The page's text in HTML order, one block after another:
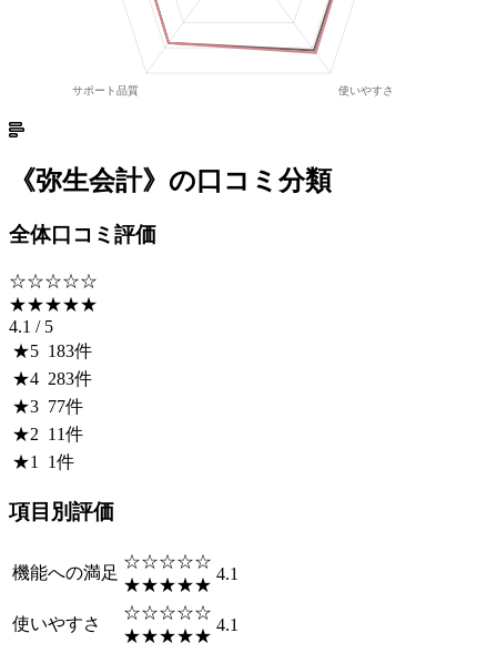
《弥生会計》の口コミ分類
全体口コミ評価
☆☆☆☆☆
★★★★★
4.1 / 5
★5 183件
★4 283件
★3 77件
★2 11件
★1 1件
項目別評価
機能への満足
☆☆☆☆☆
★★★★★
4.1
使いやすさ
☆☆☆☆☆
★★★★★
4.1